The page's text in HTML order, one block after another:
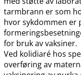
tarmbrann er som
hvor sykdommen er
for bruk av vaksiner.
Ved kolidiaré hos
overføring av